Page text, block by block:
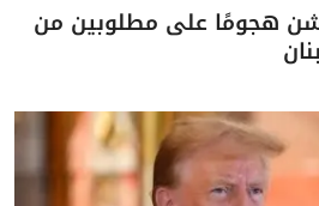
هجومًا على مطلوبين من